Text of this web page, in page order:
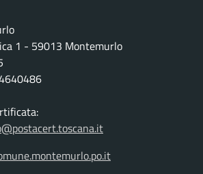
1 - 59013 Montemurlo